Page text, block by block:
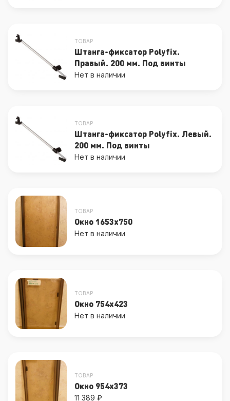
ТОВАР
Штанга-фиксатор Polyfix.
Правый. 200 мм. Под винты
Нет в наличии
ТОВАР
Штанга-фиксатор Polyfix. Левый.
200 мм. Под винты
Нет в наличии
ТОВАР
Окно 1653x750
Нет в наличии
ТОВАР
Окно 754x423
Нет в наличии
ТОВАР
Окно 954x373
11 389 ₽